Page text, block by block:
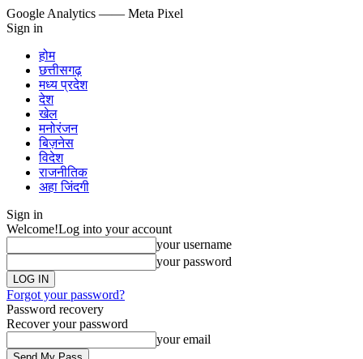
Google Analytics —— Meta Pixel
Sign in
होम
छत्तीसगढ़
मध्य प्रदेश
देश
खेल
मनोरंजन
बिज़नेस
विदेश
राजनीतिक
अहा जिंदगी
Sign in
Welcome!Log into your account
your username
your password
Forgot your password?
Password recovery
Recover your password
your email